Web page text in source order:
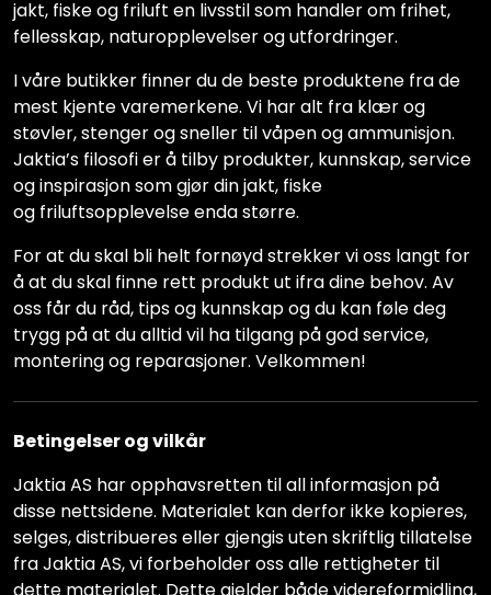
jakt, fiske og friluft en livsstil som handler om frihet,
fellesskap, naturopplevelser og utfordringer.
I våre butikker finner du de beste produktene fra de
mest kjente varemerkene. Vi har alt fra klær og
støvler, stenger og sneller til våpen og ammunisjon.
Jaktia’s filosofi er å tilby produkter, kunnskap, service
og inspirasjon som gjør din jakt, fiske
og friluftsopplevelse enda større.
For at du skal bli helt fornøyd strekker vi oss langt for
å at du skal finne rett produkt ut ifra dine behov. Av
oss får du råd, tips og kunnskap og du kan føle deg
trygg på at du alltid vil ha tilgang på god service,
montering og reparasjoner. Velkommen!
Betingelser og vilkår
Jaktia AS har opphavsretten til all informasjon på
disse nettsidene. Materialet kan derfor ikke kopieres,
selges, distribueres eller gjengis uten skriftlig tillatelse
fra Jaktia AS, vi forbeholder oss alle rettigheter til